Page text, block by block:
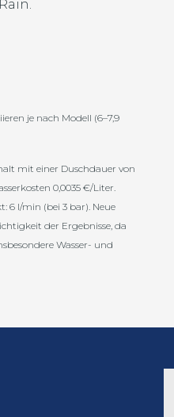
je nach Modell (6–7,9
mit einer Duschdauer von
0,0035 €/Liter.
6 l/min (bei 3 bar). Neue
der Ergebnisse, da
Wasser- und